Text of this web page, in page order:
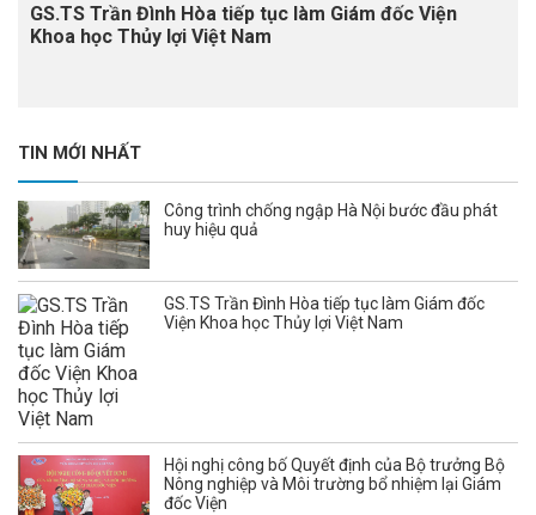
GS.TS Trần Đình Hòa tiếp tục làm Giám đốc Viện
Khoa học Thủy lợi Việt Nam
TIN MỚI NHẤT
Công trình chống ngập Hà Nội bước đầu phát
huy hiệu quả
GS.TS Trần Đình Hòa tiếp tục làm Giám đốc
Viện Khoa học Thủy lợi Việt Nam
Hội nghị công bố Quyết định của Bộ trưởng Bộ
Nông nghiệp và Môi trường bổ nhiệm lại Giám
đốc Viện